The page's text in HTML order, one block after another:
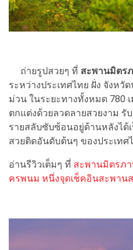
ถ่ายรูปสวยๆ ที่ สะพานมิตร
ระหว่างประเทศไทย ฝั่ง จังห
ม่วน ในระยะทางทั้งหมด 780
ตกแต่งด้วยลวดลายสวยงาม รั
รายสลับซับซ้อนอยู่ด้านหลังได้
สวยติดอันดับต้นๆ ของประเทศ
อ่านรีวิวเต็มๆ ที่ สะพานมิตรภา
ครพนม หนึ่งจุดเช็คอินสะพาน